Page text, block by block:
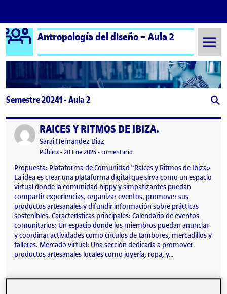
Saltar al contenido
Logo Ágora
Antropología del diseño – Aula 2
Semestre 20241 - Aula 2
Publicado porRAICES Y RITMOS DE IBIZA.
Publicado por
Sarai Hernandez Diaz
Visibilidad:
Pública-Fecha de publicación
20 Ene 2025-comentario
Propuesta: Plataforma de Comunidad “Raíces y Ritmos de Ibiza»
La idea es crear una plataforma digital que sirva como un espacio
virtual donde la comunidad hippy y simpatizantes puedan
compartir experiencias, organizar eventos, promover sus
productos artesanales y difundir información sobre prácticas
sostenibles. Características principales: Calendario de eventos
comunitarios: Un espacio donde los miembros puedan anunciar
y coordinar actividades como círculos de tambores, mercadillos y
talleres. Mercado virtual: Una sección dedicada a promover
productos artesanales locales como joyería, ropa, y…